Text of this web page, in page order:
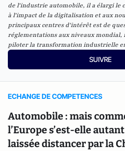
de l'industrie automobile, il a élargi le
à l'impact de la digitalisation et aux
principaux centres d'intérêt est de
réglementations aux niveaux
piloter la transformation industrielle
SUIVRE
ECHANGE DE COMPETENCES
Automobile : mais
l’Europe s’est-elle autant
laissée distancer par la